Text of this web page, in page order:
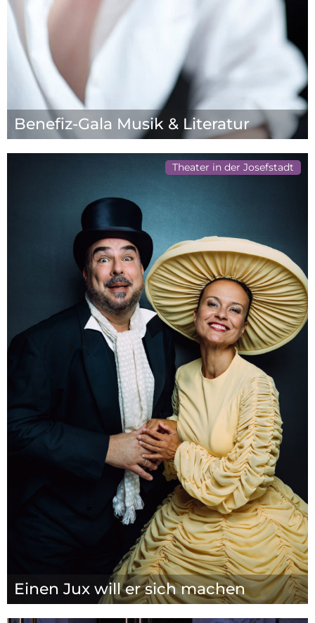
Benefiz-Gala Musik & Literatur
Theater in der Josefstadt
Einen Jux will er sich machen